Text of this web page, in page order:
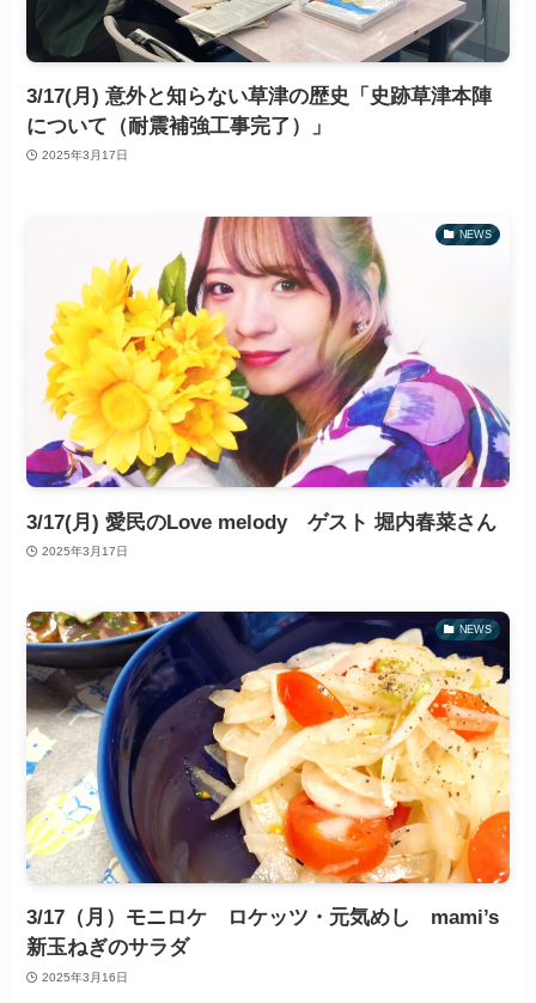
3/17(月) 意外と知らない草津の歴史「史跡草津本陣
について（耐震補強工事完了）」
2025年3月17日
NEWS
3/17(月) 愛民のLove melody ゲスト 堀内春菜さん
2025年3月17日
NEWS
3/17（月）モニロケ ロケッツ・元気めし mami’s
新玉ねぎのサラダ
2025年3月16日